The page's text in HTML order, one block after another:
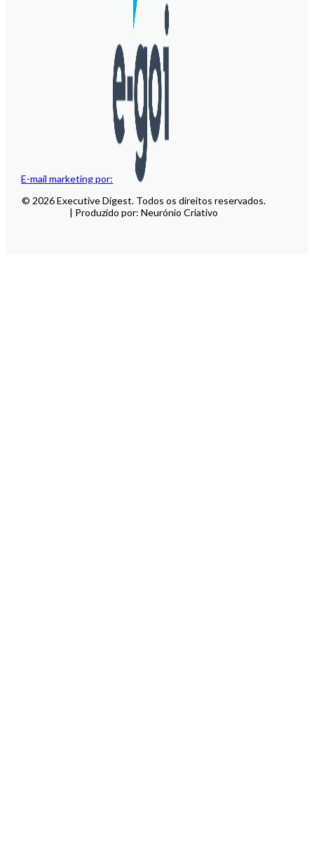
E-mail marketing por:
© 2026 Executive Digest. Todos os direitos reservados.
| Produzido por: Neurónio Criativo